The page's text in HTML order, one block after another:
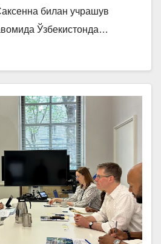
билан учрашув
Ўзбекистонда…